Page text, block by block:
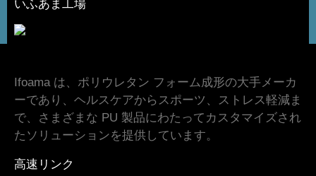
いふあま工場
Ifoama は、ポリウレタン フォーム成形の大手メーカ
ーであり、ヘルスケアからスポーツ、ストレス軽減ま
で、さまざまな PU 製品にわたってカスタマイズされ
たソリューションを提供しています。
高速リンク